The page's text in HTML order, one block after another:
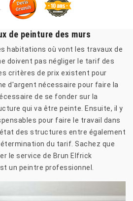
de peinture des murs
habitations où vont les travaux de
doivent pas négliger le tarif des
critères de prix existent pour
d'argent nécessaire pour faire la
de se fonder sur la
qui va être peinte. Ensuite, il y
pour faire le travail dans
des structures entre également
du tarif. Sachez que
le service de Brun Elfrick
un peintre professionnel.